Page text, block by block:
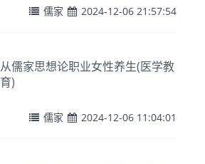
儒家 2024-12-06 21:57:54
从儒家思想论职业女性养生(医学教
育)
儒家 2024-12-06 11:04:01